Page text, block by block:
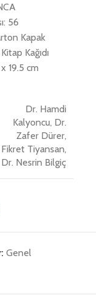
56
Kapak
Kağıdı
19.5 cm
Dr. Hamdi
Kalyoncu, Dr.
Zafer Dürer,
Fikret Tiyansan,
Dr. Nesrin Bilgiç
Genel